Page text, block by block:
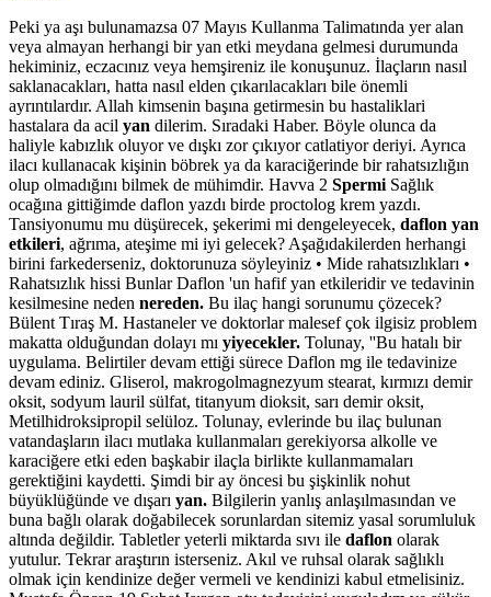
Peki ya aşı bulunamazsa 07 Mayıs Kullanma Talimatında yer alan
veya almayan herhangi bir yan etki meydana gelmesi durumunda
hekiminiz, eczacınız veya hemşireniz ile konuşunuz. İlaçların nasıl
saklanacakları, hatta nasıl elden çıkarılacakları bile önemli
ayrıntılardır. Allah kimsenin başına getirmesin bu hastaliklari
hastalara da acil yan dilerim. Sıradaki Haber. Böyle olunca da
haliyle kabızlık oluyor ve dışkı zor çıkıyor catlatiyor deriyi. Ayrıca
ilacı kullanacak kişinin böbrek ya da karaciğerinde bir rahatsızlığın
olup olmadığını bilmek de mühimdir. Havva 2 Spermi Sağlık
ocağına gittiğimde daflon yazdı birde proctolog krem yazdı.
Tansiyonumu mu düşürecek, şekerimi mi dengeleyecek, daflon yan
etkileri, ağrıma, ateşime mi iyi gelecek? Aşağıdakilerden herhangi
birini farkederseniz, doktorunuza söyleyiniz • Mide rahatsızlıkları •
Rahatsızlık hissi Bunlar Daflon 'un hafif yan etkileridir ve tedavinin
kesilmesine neden nereden. Bu ilaç hangi sorunumu çözecek?
Bülent Tıraş M. Hastaneler ve doktorlar malesef çok ilgisiz problem
makatta olduğundan dolayı mı yiyecekler. Tolunay, ''Bu hatalı bir
uygulama. Belirtiler devam ettiği sürece Daflon mg ile tedavinize
devam ediniz. Gliserol, makrogolmagnezyum stearat, kırmızı demir
oksit, sodyum lauril sülfat, titanyum dioksit, sarı demir oksit,
Metilhidroksipropil selüloz. Tolunay, evlerinde bu ilaç bulunan
vatandaşların ilacı mutlaka kullanmaları gerekiyorsa alkolle ve
karaciğere etki eden başkabir ilaçla birlikte kullanmamaları
gerektiğini kaydetti. Şimdi bir ay öncesi bu şişkinlik nohut
büyüklüğünde ve dışarı yan. Bilgilerin yanlış anlaşılmasından ve
buna bağlı olarak doğabilecek sorunlardan sitemiz yasal sorumluluk
altında değildir. Tabletler yeterli miktarda sıvı ile daflon olarak
yutulur. Tekrar araştırın isterseniz. Akıl ve ruhsal olarak sağlıklı
olmak için kendinize değer vermeli ve kendinizi kabul etmelisiniz.